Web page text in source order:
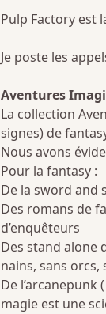
Pulp Factory est
Je poste les
Aventures
La collection
signes) de
Nous avons
Pour la fantasy :
De la sword and
Des romans de
d’enquêteurs
Des stand alone
nains, sans orcs,
De
magie est une